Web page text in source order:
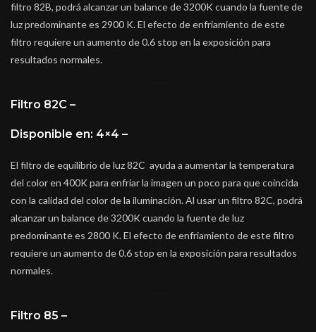
filtro 82B, podrá alcanzar un balance de 3200K cuando la fuente de
luz predominante es 2900 K. El efecto de enfriamiento de este
filtro requiere un aumento de 0.6 stop en la exposición para
resultados normales.
Filtro 82C –
Disponible en: 4×4 –
El filtro de equilibrio de luz 82C ayuda a aumentar la temperatura
del color en 400K para enfriar la imagen un poco para que coincida
con la calidad del color de la iluminación. Al usar un filtro 82C, podrá
alcanzar un balance de 3200K cuando la fuente de luz
predominante es 2800 K. El efecto de enfriamiento de este filtro
requiere un aumento de 0.6 stop en la exposición para resultados
normales.
Filtro 85 –